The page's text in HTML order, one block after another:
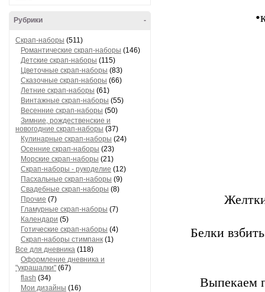
Скрап-наборы(511)
Романтические скрап-наборы
Детские скрап-наборы(115)
Цветочные скрап-наборы (83)
Сказочные скрап-наборы (66)
Летние скрап-наборы(61)
Винтажные скрап-наборы(55)
Весенние скрап-наборы(50)
Зимние, рождественские и
новогодние скрап-наборы(37)
Кулинарные скрап-наборы(24)
Осенние скрап-наборы (23)
Морские скрап-наборы(21)
Скрап-наборы - рукоделие (12)
Пасхальные скрап-наборы(9)
Свадебные скрап-наборы
Прочие(7)
Гламурные скрап-наборы
Календари (5)
Готические скрап-наборы(4)
Скрап-наборы стимпанк
Все для дневника(118)
Оформление дневника и
"украшалки"
flash (34)
Белки
Выпекаем